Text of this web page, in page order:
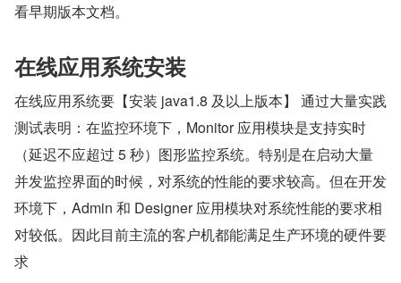
看早期版本文档。
在线应用系统安装
在线应用系统要【安装 java1.8 及以上版本】 通过大量实践
测试表明：在监控环境下，Monitor 应用模块是支持实时
（延迟不应超过 5 秒）图形监控系统。特别是在启动大量
并发监控界面的时候，对系统的性能的要求较高。但在开发
环境下，Admin 和 Designer 应用模块对系统性能的要求相
对较低。因此目前主流的客户机都能满足生产环境的硬件要
求